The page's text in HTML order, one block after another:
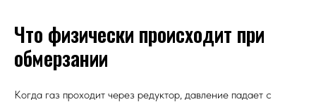
Что физически происходит при
обмерзании
Когда газ проходит через редуктор, давление падает с